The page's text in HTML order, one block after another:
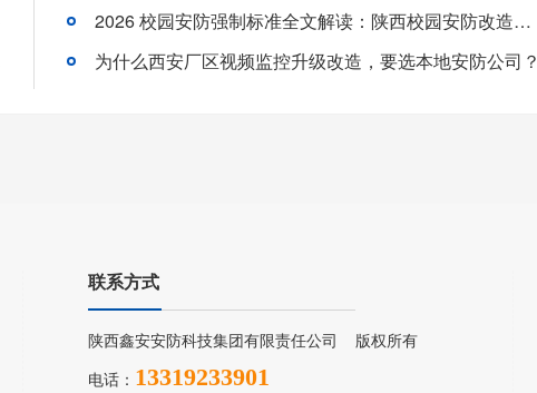
2026 校园安防强制标准全文解读：陕西校园安防改造指南
为什么西安厂区视频监控升级改造，要选本地安防公司？
联系方式
陕西鑫安安防科技集团有限责任公司 版权所有
电话： 13319233901